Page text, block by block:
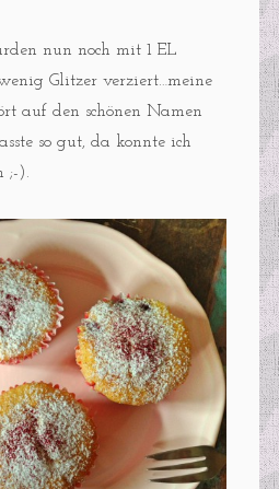
nun noch mit 1 EL
Glitzer verziert…meine
auf den schönen Namen
so gut, da konnte ich
;-).